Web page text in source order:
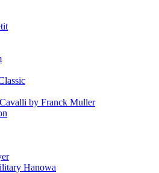
by Franck Muller
Hanowa